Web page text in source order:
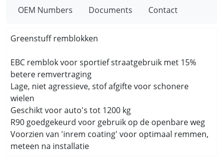
OEM Numbers
Documents Contact
Greenstuff remblokken
EBC remblok voor sportief straatgebruik met 15%
betere remvertraging
Lage, niet agressieve, stof afgifte voor schonere
wielen
Geschikt voor auto's tot 1200 kg
R90 goedgekeurd voor gebruik op de openbare weg
Voorzien van 'inrem coating' voor optimaal remmen,
meteen na installatie